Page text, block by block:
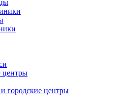
центры
городские центры